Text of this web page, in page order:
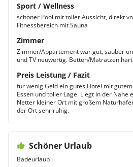
Sport / Wellness
schöner Pool mit toller Aussicht, direkt
Fitnessbereich mit Sauna
Zimmer
Zimmer/Appartement war gut, sauber
und TV neuwertig. Betten/Matratzen hart
Preis Leistung / Fazit
für wenig Geld ein gutes Hotel mit
Essen und toller Lage. Liegt in der Nähe
Netter kleiner Ort mit großem
der Ort sehr ruhig.
Schöner Urlaub
Badeurlaub